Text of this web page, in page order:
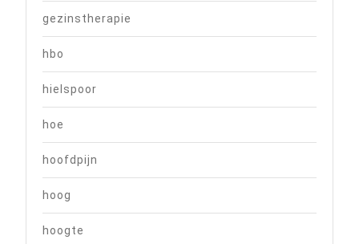
gezinstherapie
hbo
hielspoor
hoe
hoofdpijn
hoog
hoogte